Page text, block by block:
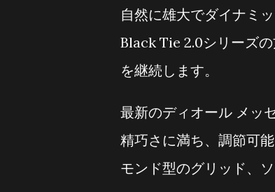
自然に雄大でダイナミ
Black Tie 2.0シリーズ
を継続します。
最新のディオール メッ
精巧さに満ち、調節可
モンド型のグリッド、